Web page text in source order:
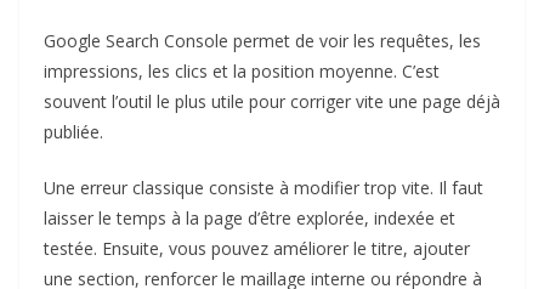
Google Search Console permet de voir les requêtes, les
impressions, les clics et la position moyenne. C’est
souvent l’outil le plus utile pour corriger vite une page déjà
publiée.
Une erreur classique consiste à modifier trop vite. Il faut
laisser le temps à la page d’être explorée, indexée et
testée. Ensuite, vous pouvez améliorer le titre, ajouter
une section, renforcer le maillage interne ou répondre à